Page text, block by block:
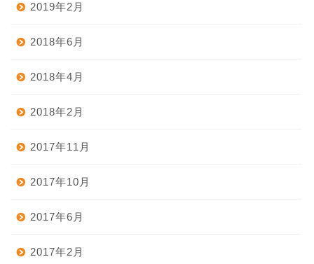
2019年2月
2018年6月
2018年4月
2018年2月
2017年11月
2017年10月
2017年6月
2017年2月